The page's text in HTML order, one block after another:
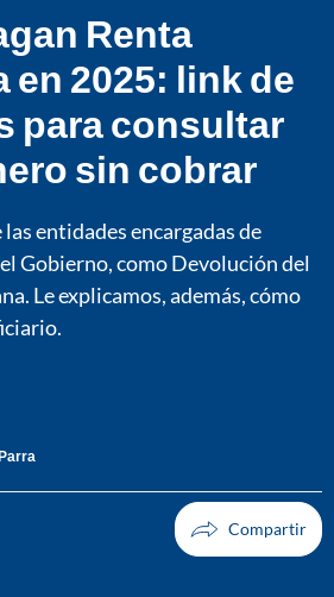
Renta
en 2025: link de
para consultar
sin cobrar
entidades encargadas de
Gobierno, como Devolución del
Le explicamos, además, cómo